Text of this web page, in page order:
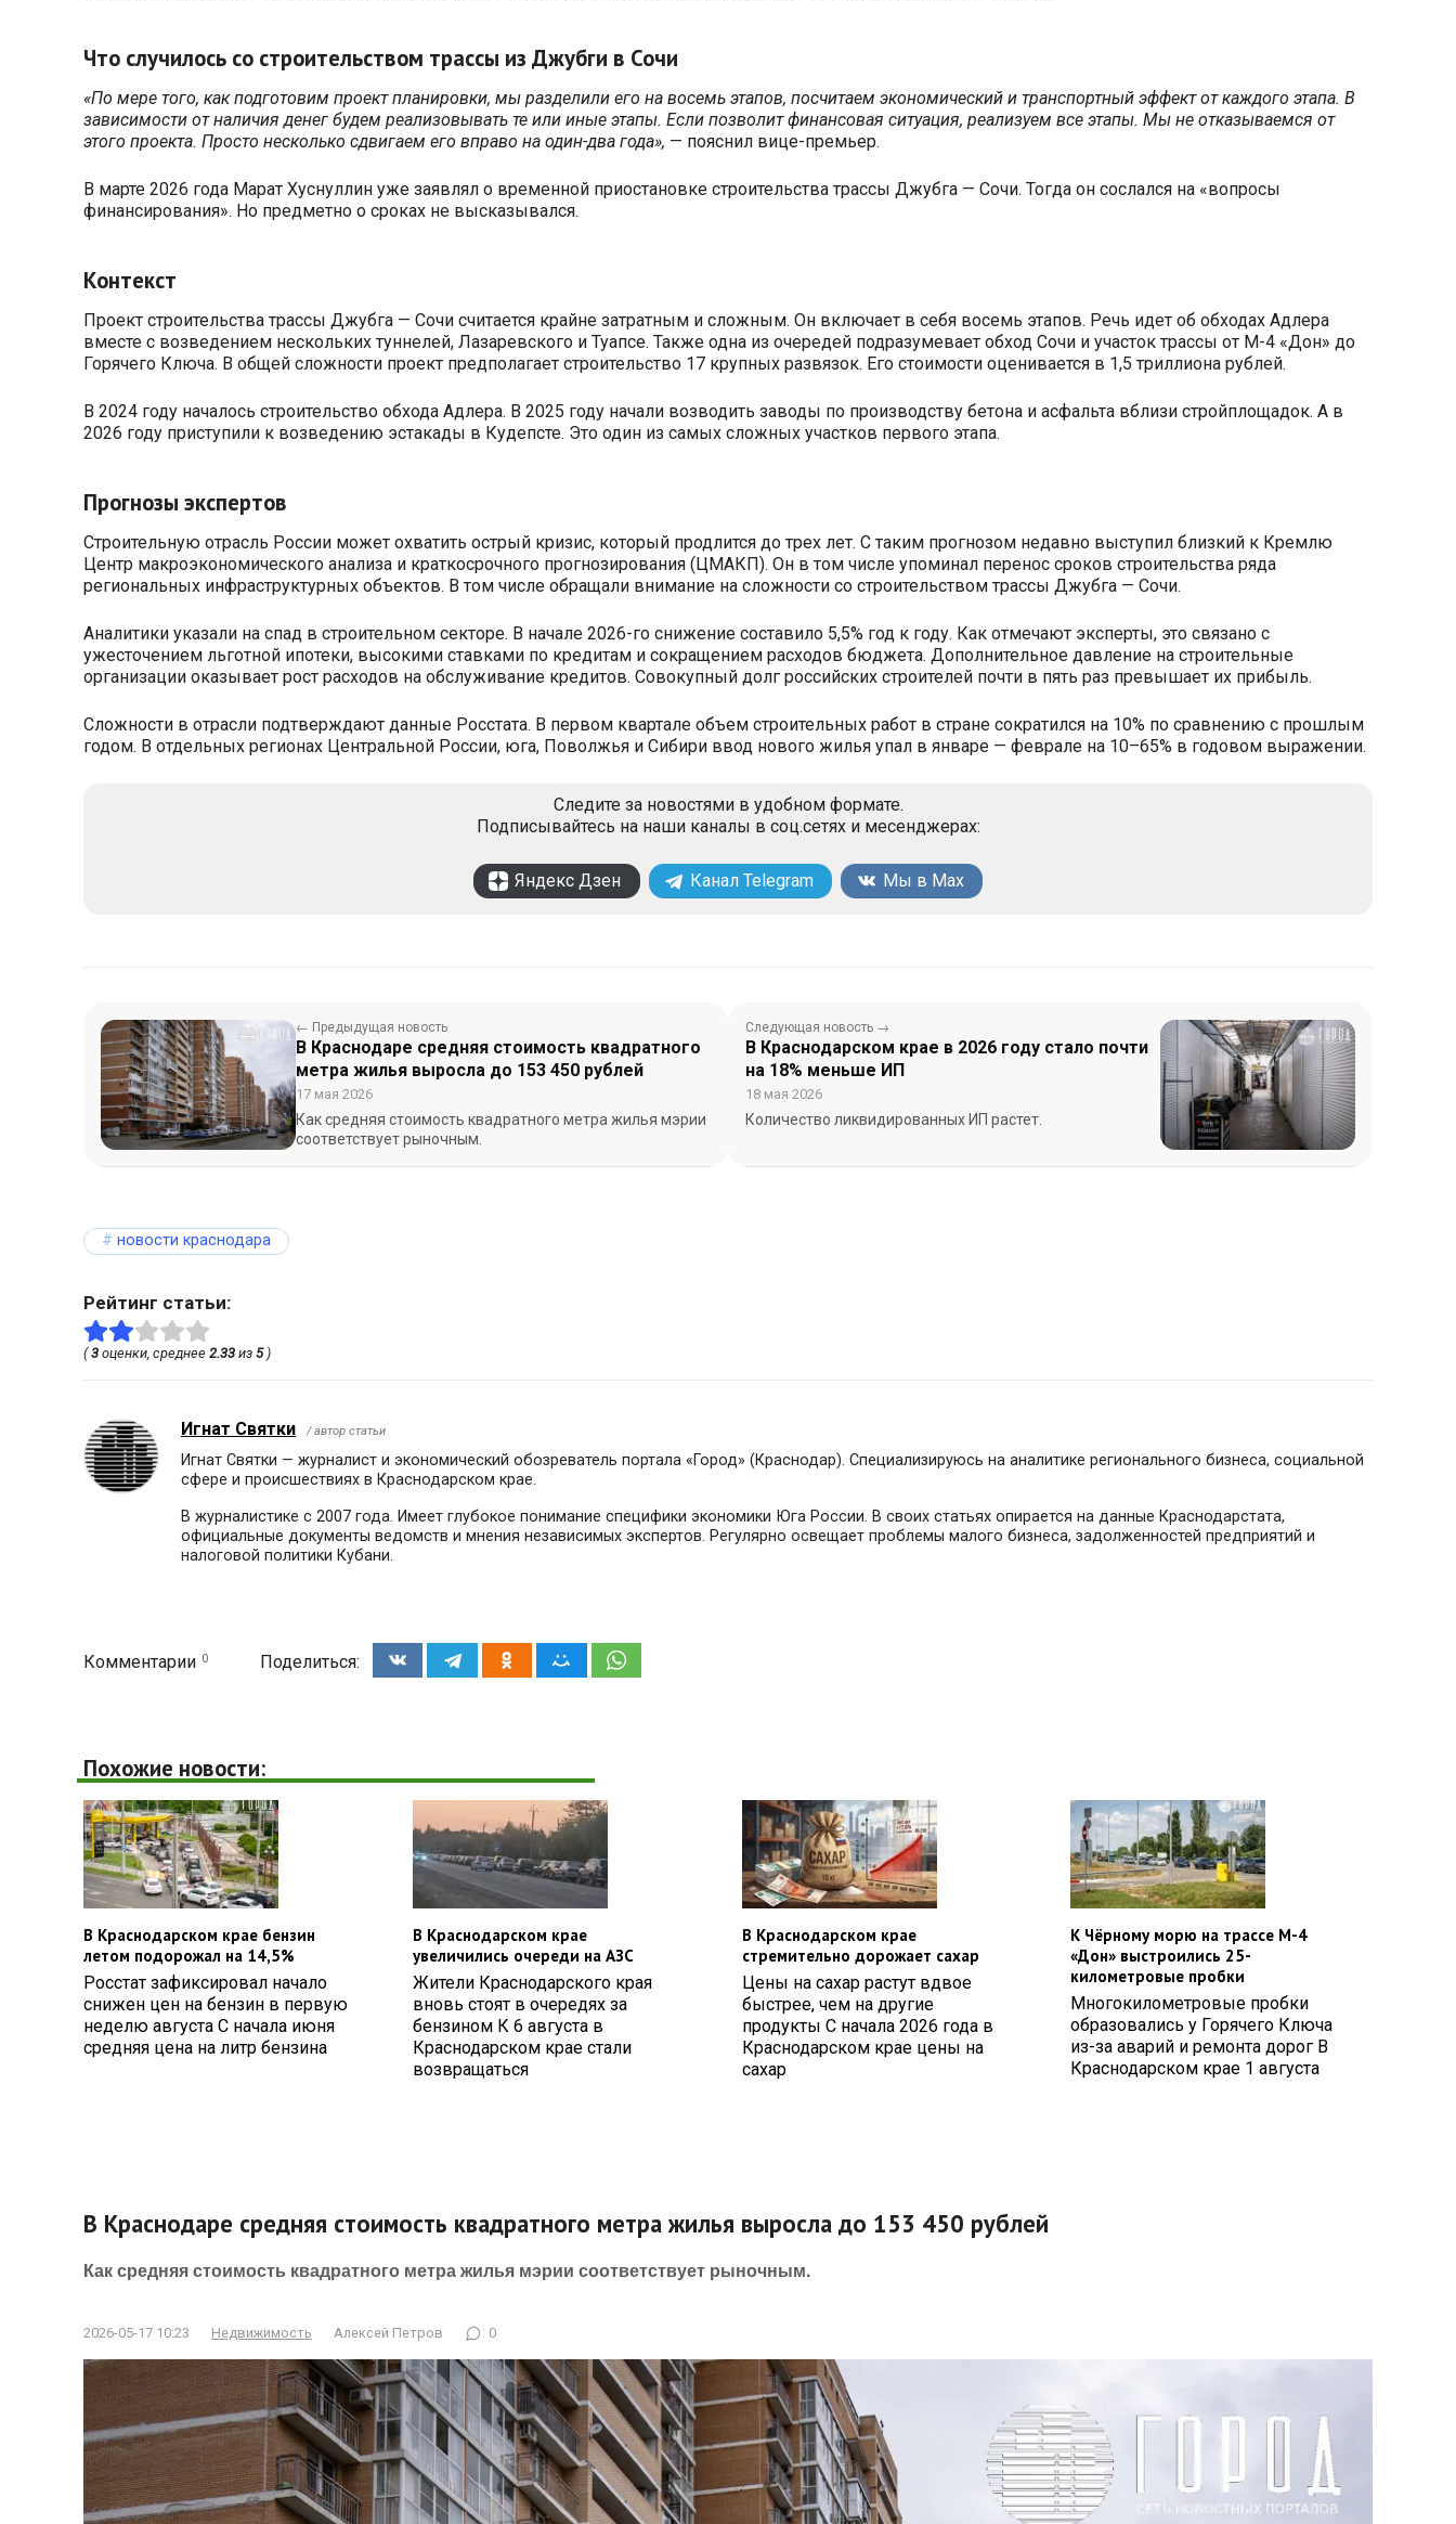
Что случилось со строительством трассы из Джубги в Сочи
«По мере того, как подготовим проект планировки, мы разделили его на восемь этапов, посчитаем экономический и транспортный эффект от каждого этапа. В
зависимости от наличия денег будем реализовывать те или иные этапы. Если позволит финансовая ситуация, реализуем все этапы. Мы не отказываемся от
этого проекта. Просто несколько сдвигаем его вправо на один-два года», — пояснил вице-премьер.
В марте 2026 года Марат Хуснуллин уже заявлял о временной приостановке строительства трассы Джубга — Сочи. Тогда он сослался на «вопросы
финансирования». Но предметно о сроках не высказывался.
Контекст
Проект строительства трассы Джубга — Сочи считается крайне затратным и сложным. Он включает в себя восемь этапов. Речь идет об обходах Адлера
вместе с возведением нескольких туннелей, Лазаревского и Туапсе. Также одна из очередей подразумевает обход Сочи и участок трассы от М-4 «Дон» до
Горячего Ключа. В общей сложности проект предполагает строительство 17 крупных развязок. Его стоимости оценивается в 1,5 триллиона рублей.
В 2024 году началось строительство обхода Адлера. В 2025 году начали возводить заводы по производству бетона и асфальта вблизи стройплощадок. А в
2026 году приступили к возведению эстакады в Кудепсте. Это один из самых сложных участков первого этапа.
Прогнозы экспертов
Строительную отрасль России может охватить острый кризис, который продлится до трех лет. С таким прогнозом недавно выступил близкий к Кремлю
Центр макроэкономического анализа и краткосрочного прогнозирования (ЦМАКП). Он в том числе упоминал перенос сроков строительства ряда
региональных инфраструктурных объектов. В том числе обращали внимание на сложности со строительством трассы Джубга — Сочи.
Аналитики указали на спад в строительном секторе. В начале 2026-го снижение составило 5,5% год к году. Как отмечают эксперты, это связано с
ужесточением льготной ипотеки, высокими ставками по кредитам и сокращением расходов бюджета. Дополнительное давление на строительные
организации оказывает рост расходов на обслуживание кредитов. Совокупный долг российских строителей почти в пять раз превышает их прибыль.
Сложности в отрасли подтверждают данные Росстата. В первом квартале объем строительных работ в стране сократился на 10% по сравнению с прошлым
годом. В отдельных регионах Центральной России, юга, Поволжья и Сибири ввод нового жилья упал в январе — феврале на 10–65% в годовом выражении.
Следите за новостями в удобном формате.
Подписывайтесь на наши каналы в соц.сетях и месенджерах:
Яндекс Дзен Канал Telegram Мы в Max
← Предыдущая новость
В Краснодаре средняя стоимость квадратного
метра жилья выросла до 153 450 рублей
17 мая 2026
Как средняя стоимость квадратного метра жилья мэрии
соответствует рыночным.
Следующая новость →
В Краснодарском крае в 2026 году стало почти
на 18% меньше ИП
18 мая 2026
Количество ликвидированных ИП растет.
новости краснодара
Рейтинг статьи:
(3 оценки, среднее 2.33 из 5)
Игнат Святки / автор статьи
Игнат Святки — журналист и экономический обозреватель портала «Город» (Краснодар). Специализируюсь на аналитике регионального бизнеса, социальной
сфере и происшествиях в Краснодарском крае.
В журналистике с 2007 года. Имеет глубокое понимание специфики экономики Юга России. В своих статьях опирается на данные Краснодарстата,
официальные документы ведомств и мнения независимых экспертов. Регулярно освещает проблемы малого бизнеса, задолженностей предприятий и
налоговой политики Кубани.
Комментарии 0 Поделиться:
Похожие новости:
В Краснодарском крае бензин
летом подорожал на 14,5%
Росстат зафиксировал начало
снижен цен на бензин в первую
неделю августа С начала июня
средняя цена на литр бензина
В Краснодарском крае
увеличились очереди на АЗС
Жители Краснодарского края
вновь стоят в очередях за
бензином К 6 августа в
Краснодарском крае стали
возвращаться
В Краснодарском крае
стремительно дорожает сахар
Цены на сахар растут вдвое
быстрее, чем на другие
продукты С начала 2026 года в
Краснодарском крае цены на
сахар
К Чёрному морю на трассе М-4
«Дон» выстроились 25-
километровые пробки
Многокилометровые пробки
образовались у Горячего Ключа
из-за аварий и ремонта дорог В
Краснодарском крае 1 августа
В Краснодаре средняя стоимость квадратного метра жилья выросла до 153 450 рублей
Как средняя стоимость квадратного метра жилья мэрии соответствует рыночным.
2026-05-17 10:23 Недвижимость Алексей Петров 0